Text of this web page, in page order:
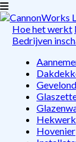
Hoe het werkt
Bedrijven
Hekwerk
Hovenier